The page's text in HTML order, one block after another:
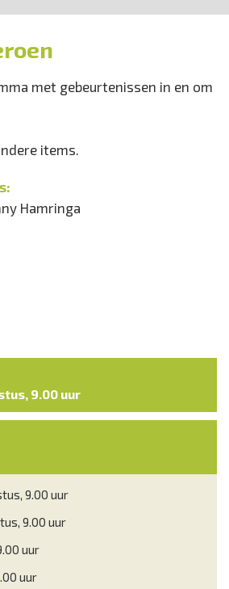
met gebeurtenissen in en om
items.
Hamringa
9.00 uur
9.00 uur
9.00 uur
uur
uur